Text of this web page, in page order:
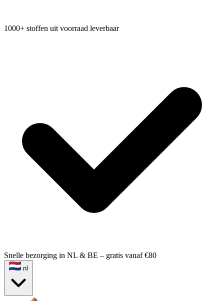
1000+ stoffen uit voorraad leverbaar
Snelle bezorging in NL & BE – gratis vanaf €80
nl